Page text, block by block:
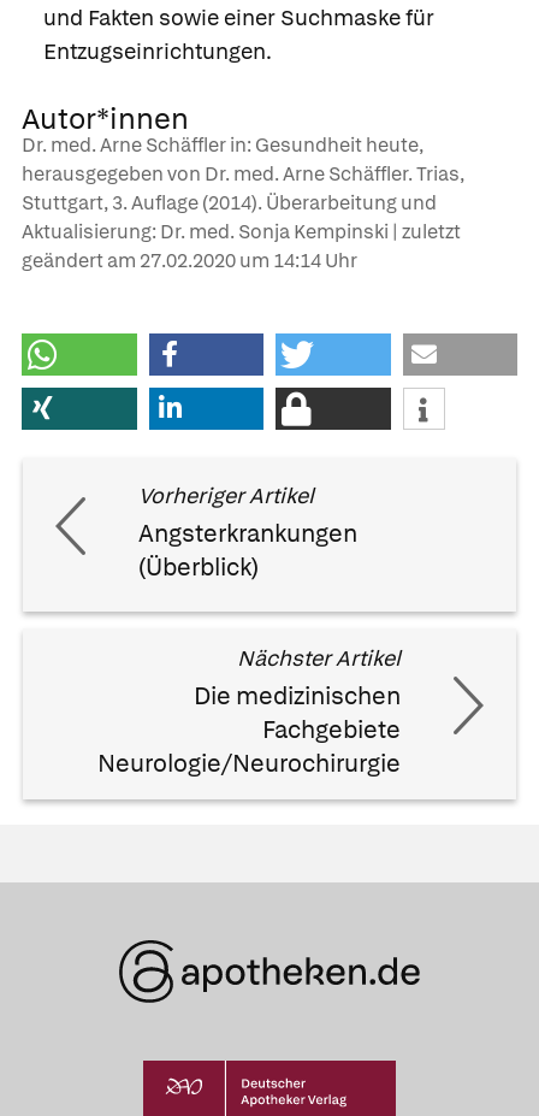
und Fakten sowie einer Suchmaske für
Entzugseinrichtungen.
Autor*innen
Dr. med. Arne Schäffler in: Gesundheit heute,
herausgegeben von Dr. med. Arne Schäffler. Trias,
Stuttgart, 3. Auflage (2014). Überarbeitung und
Aktualisierung: Dr. med. Sonja Kempinski | zuletzt
geändert am 27.02.2020um 14:14 Uhr
Vorheriger Artikel
Angsterkrankungen
(Überblick)
Nächster Artikel
Die medizinischen
Fachgebiete
Neurologie/Neurochirurgie